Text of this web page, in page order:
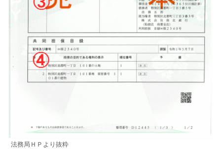
法務局ＨＰより抜粋